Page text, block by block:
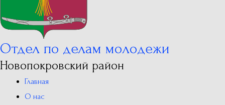
Отдел по делам молодежи
Новопокровский район
Главная
О нас